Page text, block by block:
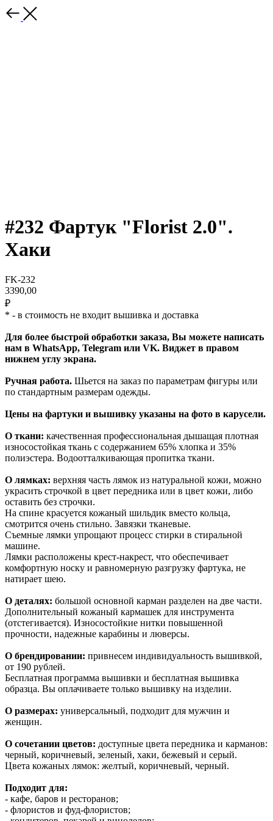
#232 Фартук "Florist 2.0".
Хаки
FK-232
3390,00
₽
* - в стоимость не входит вышивка и доставка
Для более быстрой обработки заказа, Вы можете написать
нам в WhatsApp, Telegram или VK. Виджет в правом
нижнем углу экрана.
Ручная работа. Шьется на заказ по параметрам фигуры или
по стандартным размерам одежды.
Цены на фартуки и вышивку указаны на фото в карусели.
О ткани: качественная профессиональная дышащая плотная
износостойкая ткань с содержанием 65% хлопка и 35%
полиэстера. Водоотталкивающая пропитка ткани.
О лямках: верхняя часть лямок из натуральной кожи, можно
украсить строчкой в цвет передника или в цвет кожи, либо
оставить без строчки.
На спине красуется кожаный шильдик вместо кольца,
смотрится очень стильно. Завязки тканевые.
Съемные лямки упрощают процесс стирки в стиральной
машине.
Лямки расположены крест-накрест, что обеспечивает
комфортную носку и равномерную разгрузку фартука, не
натирает шею.
О деталях: большой основной карман разделен на две части.
Дополнительный кожаный кармашек для инструмента
(отстегивается). Износостойкие нитки повышенной
прочности, надежные карабины и люверсы.
О брендировании: привнесем индивидуальность вышивкой,
от 190 рублей.
Бесплатная программа вышивки и бесплатная вышивка
образца. Вы оплачиваете только вышивку на изделии.
О размерах: универсальный, подходит для мужчин и
женщин.
О сочетании цветов: доступные цвета передника и карманов:
черный, коричневый, зеленый, хаки, бежевый и серый.
Цвета кожаных лямок: желтый, коричневый, черный.
Подходит для:
- кафе, баров и ресторанов;
- флористов и фуд-флористов;